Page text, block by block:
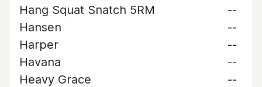
Hang Squat Snatch 5RM
--
Hansen
--
Harper
--
Havana
--
Heavy Grace
--